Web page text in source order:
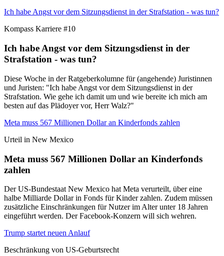
Ich habe Angst vor dem Sitzungsdienst in der Strafstation - was tun?
Kompass Karriere #10
Ich habe Angst vor dem Sitzungsdienst in der
Strafstation - was tun?
Diese Woche in der Ratgeberkolumne für (angehende) Juristinnen
und Juristen: "Ich habe Angst vor dem Sitzungsdienst in der
Strafstation. Wie gehe ich damit um und wie bereite ich mich am
besten auf das Plädoyer vor, Herr Walz?"
Meta muss 567 Millionen Dollar an Kinderfonds zahlen
Urteil in New Mexico
Meta muss 567 Millionen Dollar an Kinderfonds
zahlen
Der US-Bundestaat New Mexico hat Meta verurteilt, über eine
halbe Milliarde Dollar in Fonds für Kinder zahlen. Zudem müssen
zusätzliche Einschränkungen für Nutzer im Alter unter 18 Jahren
eingeführt werden. Der Facebook-Konzern will sich wehren.
Trump startet neuen Anlauf
Beschränkung von US-Geburtsrecht